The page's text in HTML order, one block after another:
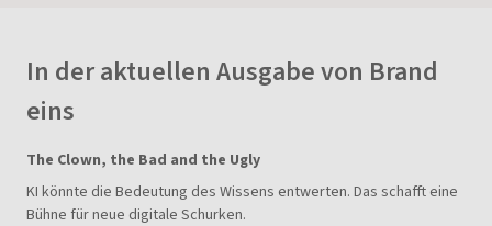
In der aktuellen Ausgabe von Brand
eins
The Clown, the Bad and the Ugly
KI könnte die Bedeutung des Wissens entwerten. Das schafft eine
Bühne für neue digitale Schurken.